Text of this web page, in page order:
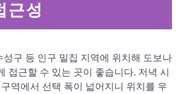
근성
성구 등 인구 밀집 지역에 위치해 도보나
접근할 수 있는 곳이 좋습니다. 저녁 시
역에서 선택 폭이 넓어지니 위치를 우